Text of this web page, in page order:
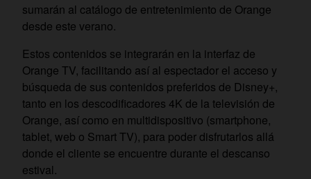
sumarán al catálogo de entretenimiento de Orange
desde este verano.
Estos contenidos se integrarán en la interfaz de
Orange TV, facilitando así al espectador el acceso y
búsqueda de sus contenidos preferidos de Disney+,
tanto en los descodificadores 4K de la televisión de
Orange, así como en multidispositivo (smartphone,
tablet, web o Smart TV), para poder disfrutarlos allá
donde el cliente se encuentre durante el descanso
estival.